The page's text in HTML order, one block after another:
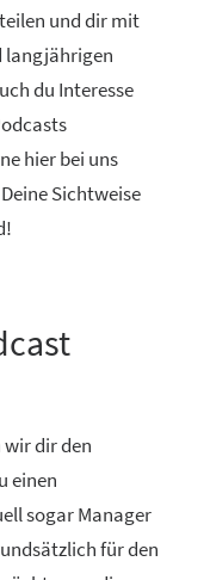
und dir mit
langjährigen
du Interesse
hier bei uns
Sichtweise
wir dir den
einen
sogar Manager
für den